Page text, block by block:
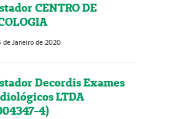
CENTRO DE
de Janeiro de 2020
Decordis Exames
LTDA
4)